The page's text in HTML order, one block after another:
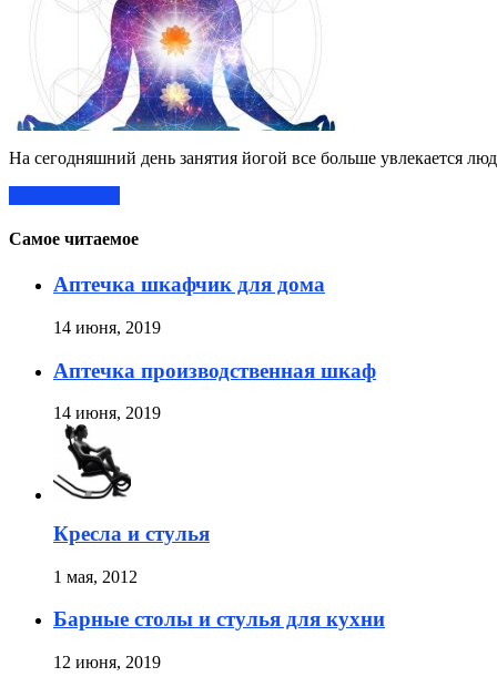
На сегодняшний день занятия йогой все больше увлекается
Самое читаемое
Аптечка шкафчик для дома
14 июня, 2019
Аптечка производственная шкаф
14 июня, 2019
Кресла и стулья
1 мая, 2012
Барные столы и стулья для кухни
12 июня, 2019